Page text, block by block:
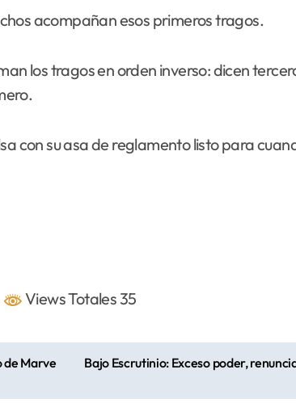
acompañan esos primeros tragos.
los tragos en orden inverso: dicen
con su asa de reglamento listo para
Views Totales 35
de Marve
Bajo Escrutinio: Exceso poder,